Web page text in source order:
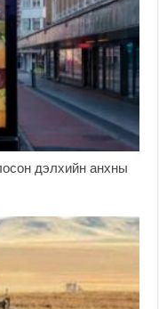
дэлхийн анхны